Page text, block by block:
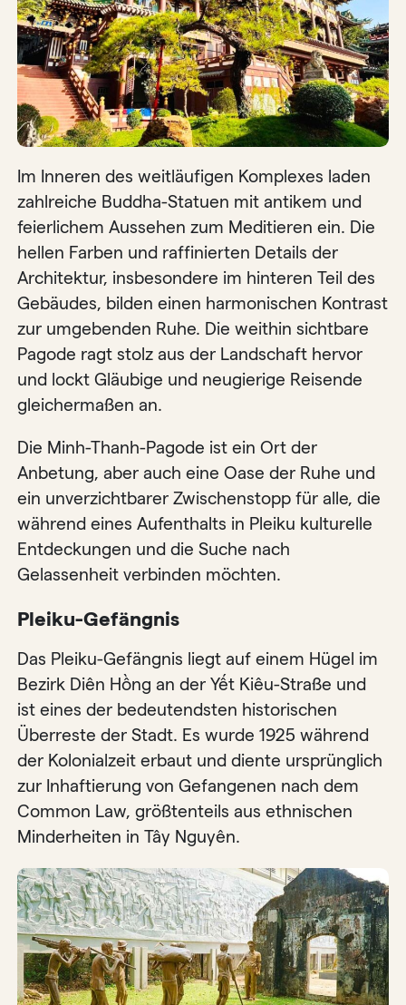
Im Inneren des weitläufigen Komplexes laden
zahlreiche Buddha-Statuen mit antikem und
feierlichem Aussehen zum Meditieren ein. Die
hellen Farben und raffinierten Details der
Architektur, insbesondere im hinteren Teil des
Gebäudes, bilden einen harmonischen Kontrast
zur umgebenden Ruhe. Die weithin sichtbare
Pagode ragt stolz aus der Landschaft hervor
und lockt Gläubige und neugierige Reisende
gleichermaßen an.
Die Minh-Thanh-Pagode ist ein Ort der
Anbetung, aber auch eine Oase der Ruhe und
ein unverzichtbarer Zwischenstopp für alle, die
während eines Aufenthalts in Pleiku kulturelle
Entdeckungen und die Suche nach
Gelassenheit verbinden möchten.
Pleiku-Gefängnis
Das Pleiku-Gefängnis liegt auf einem Hügel im
Bezirk Diên Hồng an der Yết Kiêu-Straße und
ist eines der bedeutendsten historischen
Überreste der Stadt. Es wurde 1925 während
der Kolonialzeit erbaut und diente ursprünglich
zur Inhaftierung von Gefangenen nach dem
Common Law, größtenteils aus ethnischen
Minderheiten in Tây Nguyên.